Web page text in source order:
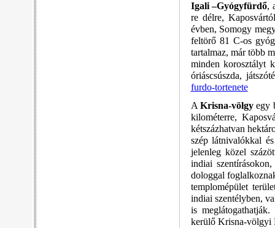
Igali –Gyógyfürdő,
re délre,
évben, Somogy
feltörő 81 C-os
tartalmaz, már több
minden korosztályt
óriáscsúszda,
furdo-tortenete
AKrisna-völgyegy
kilométerre,
kétszázhatvan
szép látnivalókkal
jelenleg közel
indiai
dologgal
templomépület
indiai szentélyben,
is
kerülő Krisna-völgyi